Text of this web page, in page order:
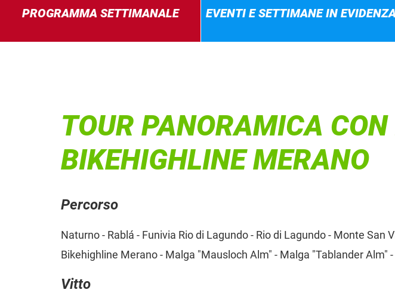
PROGRAMMA SETTIMANALE EVENTI E SETTIMANE IN EVIDENZA
TOUR PANORAMICA
BIKEHIGHLINE MERANO
Percorso
Naturno - Rablá - Funivia Rio di Lagundo - Rio di Lagundo - Monte San
Bikehighline Merano - Malga "Mausloch Alm" - Malga "Tablander Alm"
Vitto